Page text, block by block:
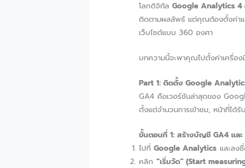
โลกดิจิทัลGoogle Analytics 4
ติดตามผลลัพธ์ แต่คุณต้องตั้งค่าแล
เว็บไซต์แบบ 360 องศา
บทความนี้จะพาคุณไปตั้งค่าเครื่อง
Part 1: ติดตั้ง Google Analytics
GA4 คือเวอร์ชันล่าสุดของ
ตั้งแต่จำนวนการเข้าชม, หน้าที่ได้
ขั้นตอนที่ 1: สร้างบัญชี GA4 แล
ไปที่Google Analytics และลง
คลิก“เริ่มวัด” (Start